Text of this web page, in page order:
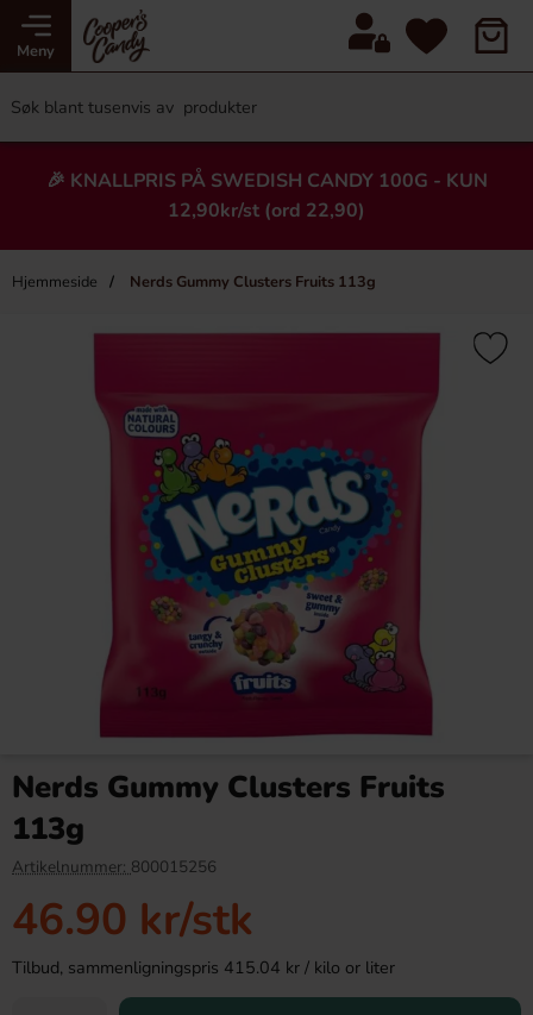
Meny
🎉 KNALLPRIS PÅ SWEDISH CANDY 100G - KUN
12,90kr/st (ord 22,90)
Hjemmeside Nerds Gummy Clusters Fruits 113g
×
Köp
Nerds Gummy Clusters Fruits
113g
Artikelnummer: 800015256
46.90 kr/stk
Tilbud, sammenligningspris 415.04 kr / kilo or liter